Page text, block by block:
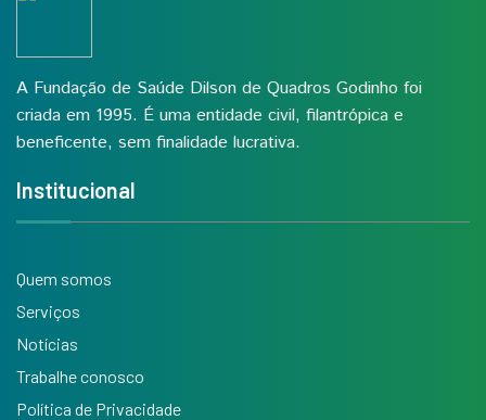
A Fundação de Saúde Dilson de Quadros Godinho foi
criada em 1995. É uma entidade civil, filantrópica e
beneficente, sem finalidade lucrativa.
Institucional
Quem somos
Serviços
Notícias
Trabalhe conosco
Política de Privacidade